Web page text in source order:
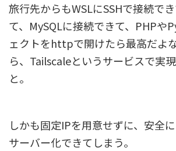
旅行先からもWSLにSSHで接続で
て、MySQLに接続できて、PHPや
ェクトをhttpで開けたら最高だよ
ら、Tailscaleというサービスで実
と。
しかも固定IPを用意せずに、安全
サーバー化できてしまう。